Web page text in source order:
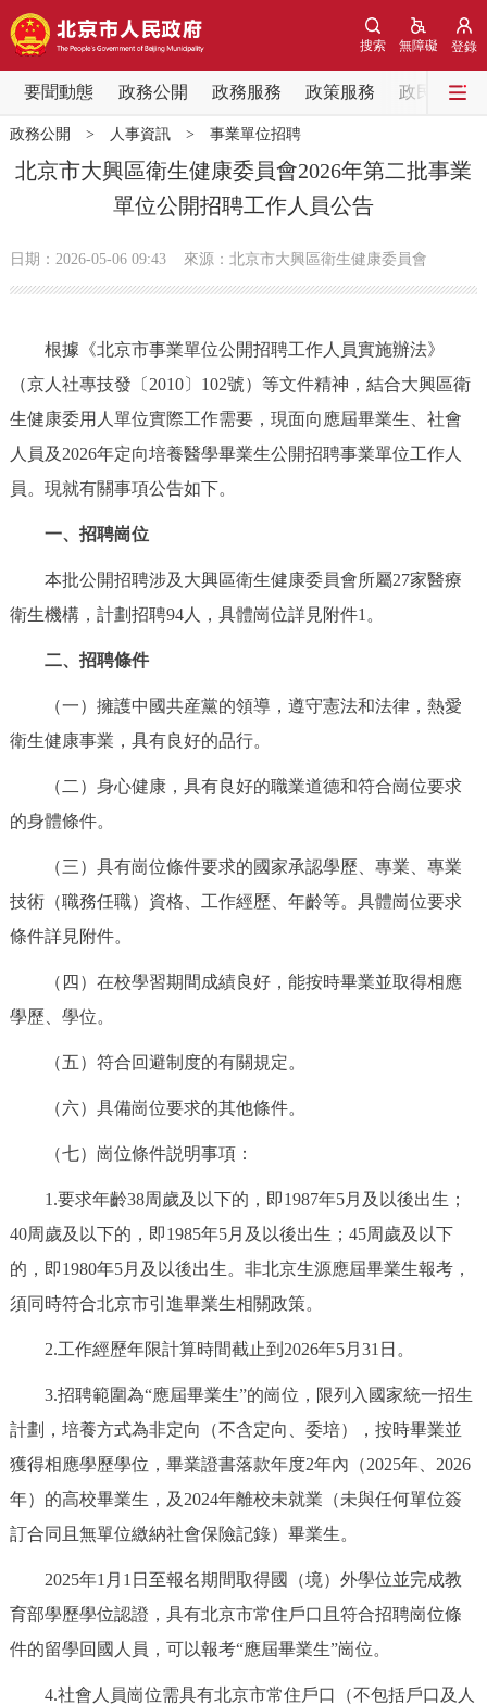
登錄
無障礙
搜索
要聞動態 政務公開 政務服務 政策服務 政民互動
要聞動態
黨中央精神 國務院資訊
北京要聞 會議資訊 部門動態
市領導 機構職能 政策服務
政策兌現 政策解讀 回應關切
政務服務
個人服務 法人服務 部門服務
仲介服務 陽光政務
12345網上接訴即辦 我要諮詢 我要建議
參與調查
走進北京
綠色北京 圖説北京
多語種
ENGLISH
DEUTSCH FRANÇAIS РУССКИЙ ЯЗЫК
ESPAÑOL العربية PORTUGUÊS
ITALIANO
政務公開 > 人事資訊> 事業單位招聘
北京市大興區衛生健康委員會2026年第二批事業
單位公開招聘工作人員公告
日期：2026-05-06 09:43 來源：北京市大興區衛生健康委員會
根據《北京市事業單位公開招聘工作人員實施辦法》
（京人社專技發〔2010〕102號）等文件精神，結合大興區衛
生健康委用人單位實際工作需要，現面向應屆畢業生、社會
人員及2026年定向培養醫學畢業生公開招聘事業單位工作人
員。現就有關事項公告如下。
一、招聘崗位
本批公開招聘涉及大興區衛生健康委員會所屬27家醫療
衛生機構，計劃招聘94人，具體崗位詳見附件1。
二、招聘條件
（一）擁護中國共産黨的領導，遵守憲法和法律，熱愛
衛生健康事業，具有良好的品行。
（二）身心健康，具有良好的職業道德和符合崗位要求
的身體條件。
（三）具有崗位條件要求的國家承認學歷、專業、專業
技術（職務任職）資格、工作經歷、年齡等。具體崗位要求
條件詳見附件。
（四）在校學習期間成績良好，能按時畢業並取得相應
學歷、學位。
（五）符合回避制度的有關規定。
（六）具備崗位要求的其他條件。
（七）崗位條件説明事項：
1.要求年齡38周歲及以下的，即1987年5月及以後出生；
40周歲及以下的，即1985年5月及以後出生；45周歲及以下
的，即1980年5月及以後出生。非北京生源應屆畢業生報考，
須同時符合北京市引進畢業生相關政策。
2.工作經歷年限計算時間截止到2026年5月31日。
3.招聘範圍為“應屆畢業生”的崗位，限列入國家統一招生
計劃，培養方式為非定向（不含定向、委培），按時畢業並
獲得相應學歷學位，畢業證書落款年度2年內（2025年、2026
年）的高校畢業生，及2024年離校未就業（未與任何單位簽
訂合同且無單位繳納社會保險記錄）畢業生。
2025年1月1日至報名期間取得國（境）外學位並完成教
育部學歷學位認證，具有北京市常住戶口且符合招聘崗位條
件的留學回國人員，可以報考“應屆畢業生”崗位。
4.社會人員崗位需具有北京市常住戶口（不包括戶口及人